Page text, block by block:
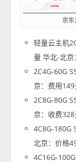
京东
轻量云主机
量 华北-北
2C4G-60G
京：费用
2C8G-80G
京：收费
4C8G-180G
北京：价格
4C16G-